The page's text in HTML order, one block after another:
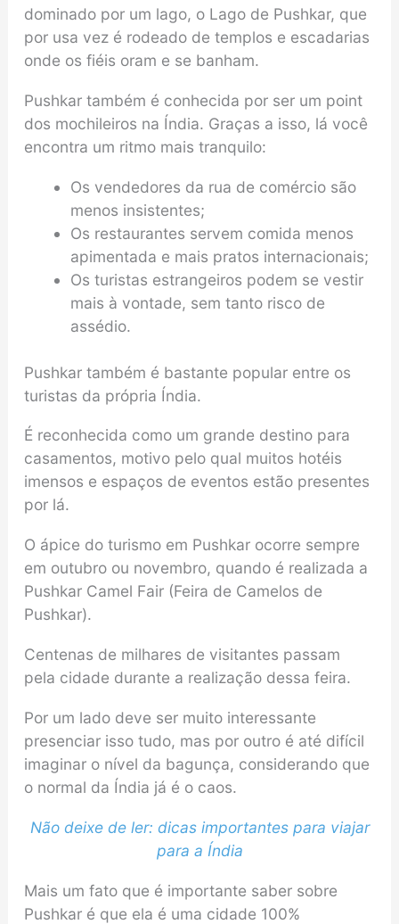
dominado por um lago, o Lago de Pushkar, que
por usa vez é rodeado de templos e escadarias
onde os fiéis oram e se banham.
Pushkar também é conhecida por ser um point
dos mochileiros na Índia. Graças a isso, lá você
encontra um ritmo mais tranquilo:
Os vendedores da rua de comércio são
menos insistentes;
Os restaurantes servem comida menos
apimentada e mais pratos internacionais;
Os turistas estrangeiros podem se vestir
mais à vontade, sem tanto risco de
assédio.
Pushkar também é bastante popular entre os
turistas da própria Índia.
É reconhecida como um grande destino para
casamentos, motivo pelo qual muitos hotéis
imensos e espaços de eventos estão presentes
por lá.
O ápice do turismo em Pushkar ocorre sempre
em outubro ou novembro, quando é realizada a
Pushkar Camel Fair (Feira de Camelos de
Pushkar).
Centenas de milhares de visitantes passam
pela cidade durante a realização dessa feira.
Por um lado deve ser muito interessante
presenciar isso tudo, mas por outro é até difícil
imaginar o nível da bagunça, considerando que
o normal da Índia já é o caos.
Não deixe de ler: dicas importantes para viajar
para a Índia
Mais um fato que é importante saber sobre
Pushkar é que ela é uma cidade 100%